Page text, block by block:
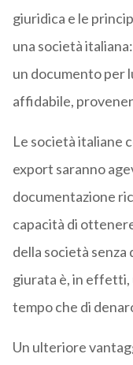
giuridica e le
una società
un documento per
affidabile,
Le società italiane
export saranno
documentazione
capacità di
della società
giurata è, in effetti,
tempo che di
Un ulteriore